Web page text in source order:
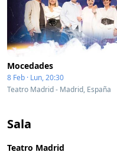
Mocedades
8 Feb · Lun, 20:30
Teatro Madrid - Madrid, España
Sala
Teatro Madrid